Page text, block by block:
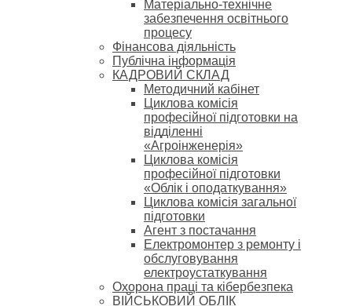
Матеріально-технічне
забезпечення освітнього
процесу
Фінансова діяльність
Публічна інформація
КАДРОВИЙ СКЛАД
Методичний кабінет
Циклова комісія
професійної підготовки на
відділенні
«Агроінженерія»
Циклова комісія
професійної підготовки
«Облік і оподаткування»
Циклова комісія загальної
підготовки
Агент з постачання
Електромонтер з ремонту і
обслуговування
електроустаткування
Охорона праці та кібербезпека
ВІЙСЬКОВИЙ ОБЛІК